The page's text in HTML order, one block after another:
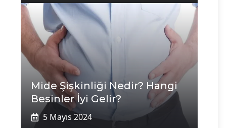
Mide Şişkinliği Nedir? Hangi
Besinler İyi Gelir?
5 Mayıs 2024